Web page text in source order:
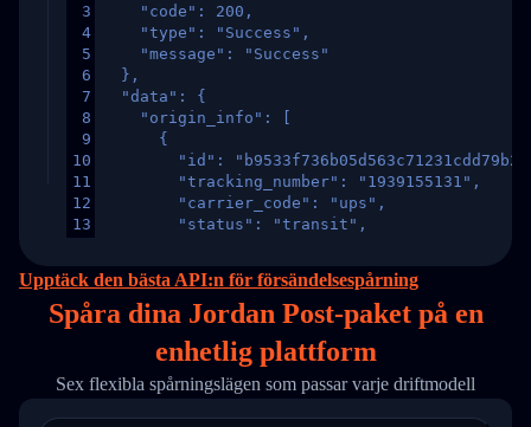
3
4
5
6
7
8
9
10
11
12
13
16
17
21
22
    "code": 200,
    "type": "Success",
    "message": "Success"
  },
  "data": {
    "origin_info": [
      {
"id":
        "tracking_number": "1939155131",
        "carrier_code": "ups",
        "status": "transit",
        "itemTimeLength": 2,
        "weblink": "",
        "trackinfo": [
          {
            "Date": "2017-03-08 04: 22: 00",
"StatusDescription": "Departed
Upptäck den bästa API:n för försändelsespårning
Spåra dina Jordan Post-paket på en
enhetlig plattform
Sex flexibla spårningslägen som passar varje driftmodell